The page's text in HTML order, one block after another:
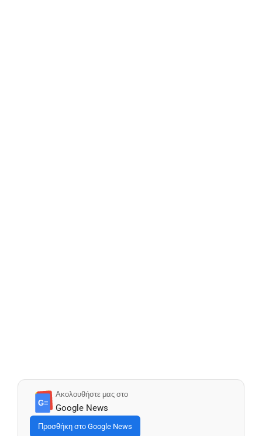
G≡
Ακολουθήστε μας στο
Google News
Προσθήκη στο Google News